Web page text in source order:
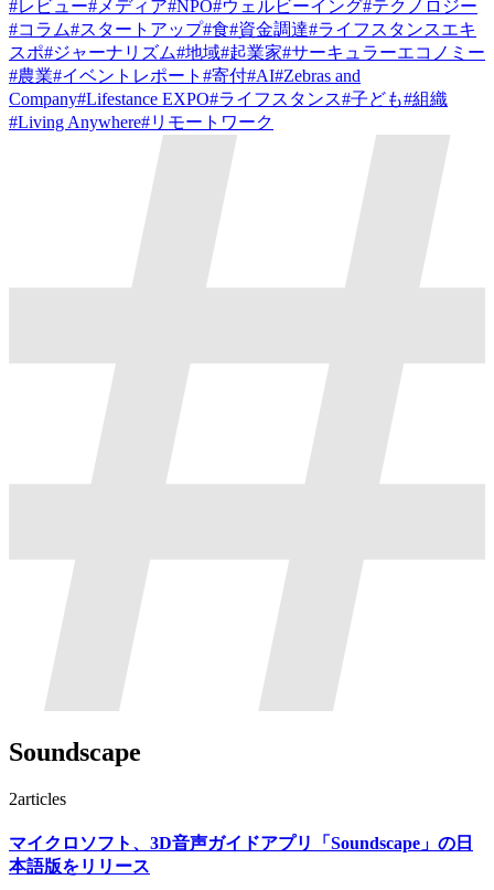
#レビュー# メディア#NPO#ウェルビーイング#テクノロジー
#コラム#スタートアップ#食#資金調達#ライフスタンスエキ
スポ#ジャーナリズム#地域#起業家#サーキュラーエコノミー
#農業#イベントレポート #寄付#AI#Zebras and
Company#Lifestance EXPO#ライフスタンス#子ども#組織
#Living Anywhere#リモートワーク
Soundscape
2articles
マイクロソフト、3D音声ガイドアプリ「Soundscape」の日
本語版をリリース